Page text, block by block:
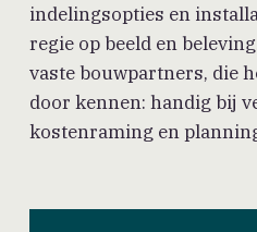
indelingsopties en
regie op beeld en
vaste bouwpartners, die
door kennen: handig bij
kostenraming en